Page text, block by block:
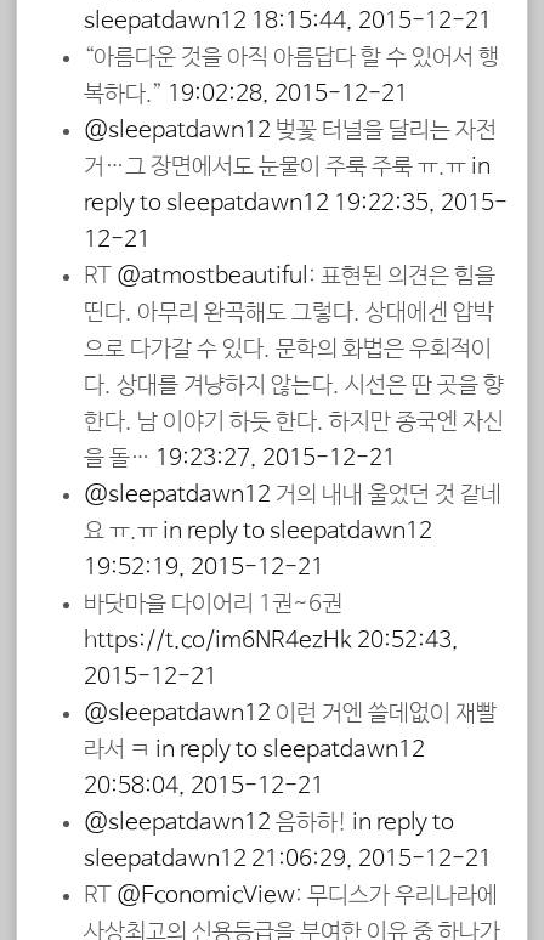
sleepatdawn12 18:15:44, 2015-12-21
“아름다운 것을 아직 아름답다 할 수 있어서 행
복하다.” 19:02:28, 2015-12-21
@sleepatdawn12 벚꽃 터널을 달리는 자전
거…그 장면에서도 눈물이 주룩 주룩 ㅠ.ㅠ in
reply to sleepatdawn12 19:22:35, 2015-
12-21
RT @atmostbeautiful: 표현된 의견은 힘을
띤다. 아무리 완곡해도 그렇다. 상대에겐 압박
으로 다가갈 수 있다. 문학의 화법은 우회적이
다. 상대를 겨냥하지 않는다. 시선은 딴 곳을 향
한다. 남 이야기 하듯 한다. 하지만 종국엔 자신
을 돌… 19:23:27, 2015-12-21
@sleepatdawn12 거의 내내 울었던 것 같네
요 ㅠ.ㅠ in reply to sleepatdawn12
19:52:19, 2015-12-21
바닷마을 다이어리 1권~6권
https://t.co/im6NR4ezHk 20:52:43,
2015-12-21
@sleepatdawn12 이런 거엔 쓸데없이 재빨
라서 ㅋ in reply to sleepatdawn12
20:58:04, 2015-12-21
@sleepatdawn12 음하하! in reply to
sleepatdawn12 21:06:29, 2015-12-21
RT @EconomicView: 무디스가 우리나라에
사상최고의 신용등급을 부여한 이유 중 하나가